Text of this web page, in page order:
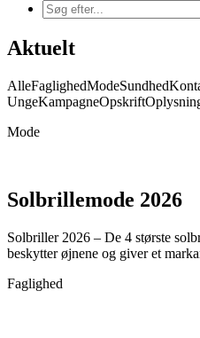
Aktuelt
AlleFaglighedModeSundhed
UngeKampagneOpskrift
Mode
Solbrillemode 2026
Solbriller 2026 – De 4 største
beskytter øjnene og giver et
Faglighed